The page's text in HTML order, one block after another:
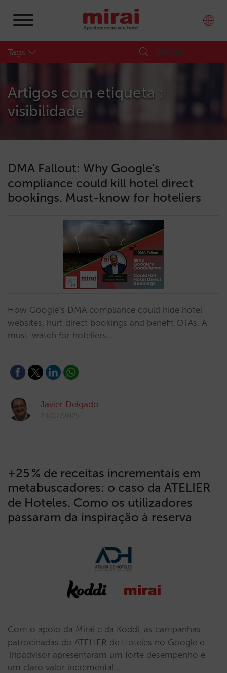
Tags
Artigos com etiqueta :
visibilidade
DMA Fallout: Why Google’s
compliance could kill hotel direct
bookings. Must-know for hoteliers
How Google’s DMA compliance could hide hotel
websites, hurt direct bookings and benefit OTAs. A
must-watch for hoteliers.…
Javier Delgado
23/07/2025
+25 % de receitas incrementais em
metabuscadores: o caso da ATELIER
de Hoteles. Como os utilizadores
passaram da inspiração à reserva
Com o apoio da Mirai e da Koddi, as campanhas
patrocinadas do ATELIER de Hoteles no Google e
Tripadvisor apresentaram um forte desempenho e
um claro valor incremental.…